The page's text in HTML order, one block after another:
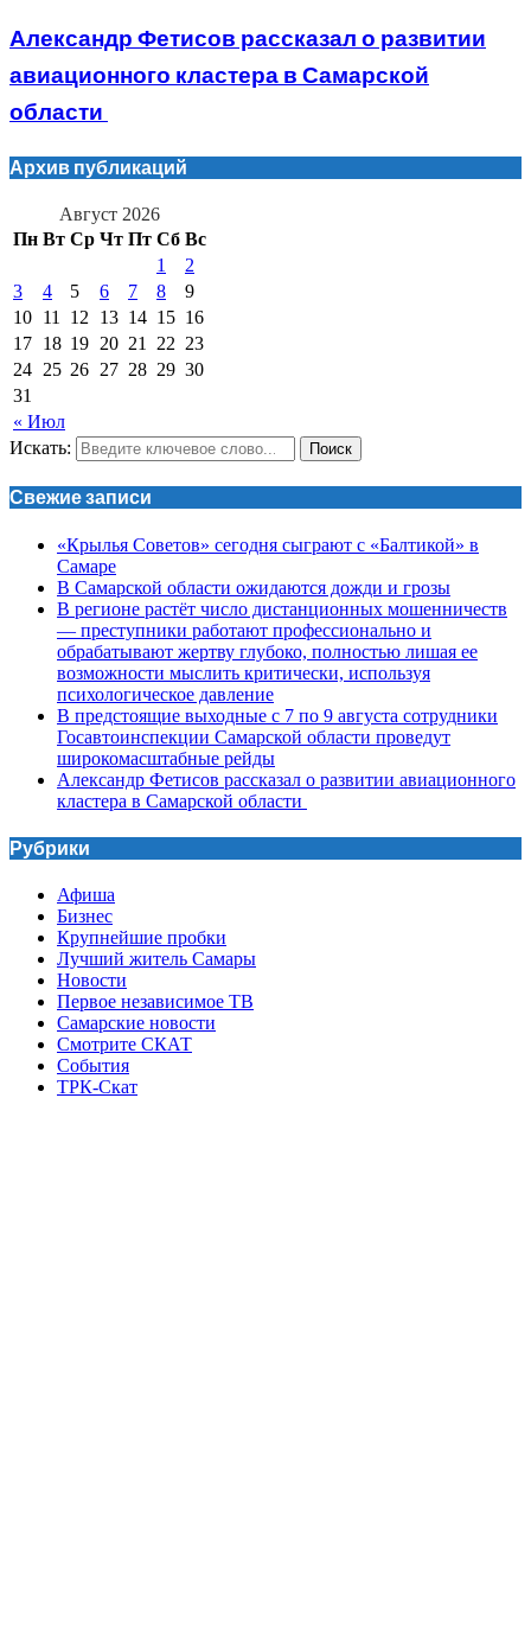
Александр Фетисов рассказал о развитии
авиационного кластера в Самарской
области
Архив публикаций
Август 2026
Пн Вт Ср Чт Пт Сб Вс
« Июл
1
2
3
4 5 6 7 8
9
10 11 12 13 14 15 16
17 18 19 20 21 22 23
24 25 26 27 28 29 30
31
Искать: Поиск
Свежие записи
«Крылья Советов» сегодня сыграют с «Балтикой» в
Самаре
В Самарской области ожидаются дожди и грозы
В регионе растёт число дистанционных мошенничеств
— преступники работают профессионально и
обрабатывают жертву глубоко, полностью лишая ее
возможности мыслить критически, используя
психологическое давление
В предстоящие выходные с 7 по 9 августа сотрудники
Госавтоинспекции Самарской области проведут
широкомасштабные рейды
Александр Фетисов рассказал о развитии авиационного
кластера в Самарской области
Рубрики
Афиша
Бизнес
Крупнейшие пробки
Лучший житель Самары
Новости
Первое независимое ТВ
Самарские новости
Смотрите СКАТ
События
ТРК-Скат